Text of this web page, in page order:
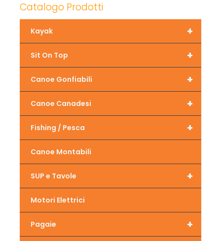
Catalogo Prodotti
+
Kayak
+
Sit On Top
+
Canoe Gonfiabili
+
Canoe Canadesi
+
Fishing / Pesca
Canoe Montabili
+
SUP e Tavole
Motori Elettrici
+
Pagaie